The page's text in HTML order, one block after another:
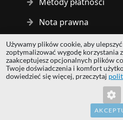
Nota prawna
Copyright © 2014 - 2026 MS
| All logos and trademarks are
owners.
Używamy plików cookie, aby ulepszyć
zoptymalizować wygodę korzystania
zaakceptujesz opcjonalnych plików
Twoje doświadczenia i komfort
dowiedzieć się więcej, przeczytaj